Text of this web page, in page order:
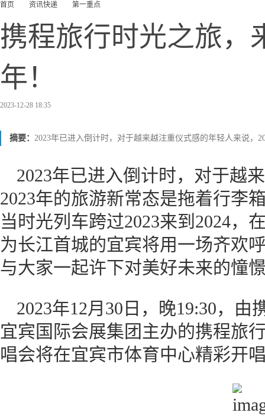
首页 资讯快递 第一重点
携程旅行时光之旅，
年！
2023-12-28 18:35
摘要： 2023年已进入倒计时，对于越来越注重仪式感的年轻人来说，
2023年已进入倒计时，对于越
2023年的旅游新常态是拖着行李
当时光列车跨过2023来到2024，
为长江首城的宜宾将用一场齐欢
与大家一起许下对美好未来的憧
2023年12月30日，晚19:30，
宜宾国际会展集团主办的携程旅
唱会将在宜宾市体育中心精彩开